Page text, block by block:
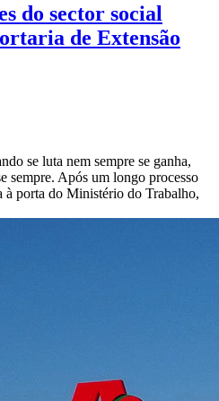
do sector social
de Extensão
se luta nem sempre se ganha,
sempre. Após um longo processo
à porta do Ministério do Trabalho,